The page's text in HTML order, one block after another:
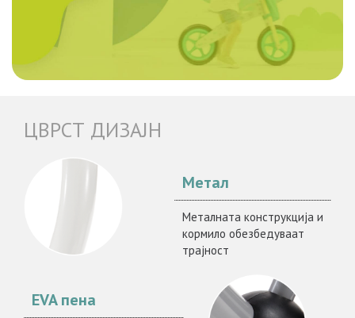
ЦВРСТ ДИЗАЈН
Метал
Металната конструкција и
кормило обезбедуваат
трајност
EVA пена